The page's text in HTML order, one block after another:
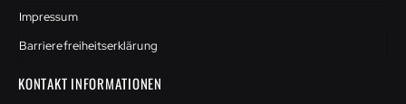
Impressum
Barrierefreiheitserklärung
KONTAKT INFORMATIONEN